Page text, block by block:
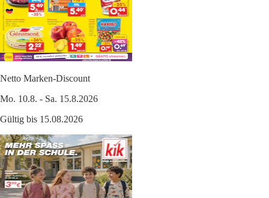
Netto Marken-Discount
Mo. 10.8. - Sa. 15.8.2026
Gültig bis 15.08.2026